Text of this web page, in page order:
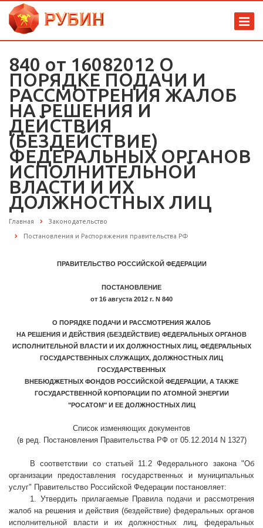
840 от 16082012 О
ПОРЯДКЕ ПОДАЧИ И
РАССМОТРЕНИЯ ЖАЛОБ
НА РЕШЕНИЯ И
ДЕЙСТВИЯ
(БЕЗДЕЙСТВИЕ)
ФЕДЕРАЛЬНЫХ ОРГАНОВ
ИСПОЛНИТЕЛЬНОЙ
ВЛАСТИ И ИХ
ДОЛЖНОСТНЫХ ЛИЦ
Главная Законодательство
Постановления и Распоряжения правительства РФ
ПРАВИТЕЛЬСТВО РОССИЙСКОЙ ФЕДЕРАЦИИ
ПОСТАНОВЛЕНИЕ
от 16 августа 2012 г. N 840
О ПОРЯДКЕ ПОДАЧИ И РАССМОТРЕНИЯ ЖАЛОБ
НА РЕШЕНИЯ И ДЕЙСТВИЯ (БЕЗДЕЙСТВИЕ) ФЕДЕРАЛЬНЫХ ОРГАНОВ
ИСПОЛНИТЕЛЬНОЙ ВЛАСТИ И ИХ ДОЛЖНОСТНЫХ ЛИЦ, ФЕДЕРАЛЬНЫХ
ГОСУДАРСТВЕННЫХ СЛУЖАЩИХ, ДОЛЖНОСТНЫХ ЛИЦ
ГОСУДАРСТВЕННЫХ
ВНЕБЮДЖЕТНЫХ ФОНДОВ РОССИЙСКОЙ ФЕДЕРАЦИИ, А ТАКЖЕ
ГОСУДАРСТВЕННОЙ КОРПОРАЦИИ ПО АТОМНОЙ ЭНЕРГИИ
"РОСАТОМ" И ЕЕ ДОЛЖНОСТНЫХ ЛИЦ
Список изменяющих документов
(в ред. Постановления Правительства РФ от 05.12.2014 N 1327)
В соответствии со статьей 11.2 Федерального закона "Об
организации предоставления государственных и муниципальных
услуг" Правительство Российской Федерации постановляет:
1. Утвердить прилагаемые Правила подачи и рассмотрения
жалоб на решения и действия (бездействие) федеральных органов
исполнительной власти и их должностных лиц, федеральных